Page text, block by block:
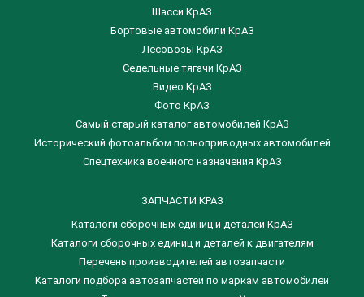
Шасси КрАЗ
Бортовые автомобили КрАЗ
Лесовозы КрАЗ
Седельные тягачи КрАЗ
Видео КрАЗ
Фото КрАЗ
Самый старый каталог автомобилей КрАЗ
Исторический фотоальбом полноприводных автомобилей
Спецтехника военного назначения КрАЗ
ЗАПЧАСТИ КРАЗ
Каталоги сборочных единиц и деталей КрАЗ
​Каталоги сборочных единиц и деталей к двигателям
Перечень производителей автозапчасти
Каталоги подбора автозапчастей по маркам автомобилей